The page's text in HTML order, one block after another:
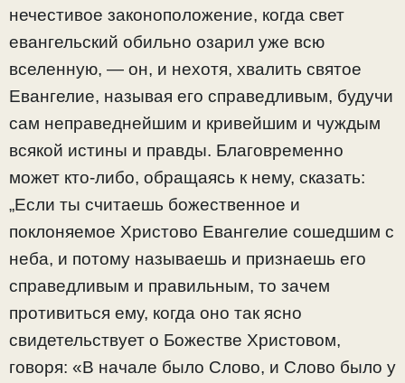
нечестивое законоположение, когда свет
евангельский обильно озарил уже всю
вселенную, — он, и нехотя, хвалить святое
Евангелие, называя его справедливым, будучи
сам неправеднейшим и кривейшим и чуждым
всякой истины и правды. Благовременно
может кто-либо, обращаясь к нему, сказать:
„Если ты считаешь божественное и
поклоняемое Xpистово Евангелие сошедшим с
неба, и потому называешь и признаешь его
справедливым и правильным, то зачем
противиться ему, когда оно так ясно
свидетельствует о Божестве Христовом,
говоря: «В начале было Слово, и Слово было у